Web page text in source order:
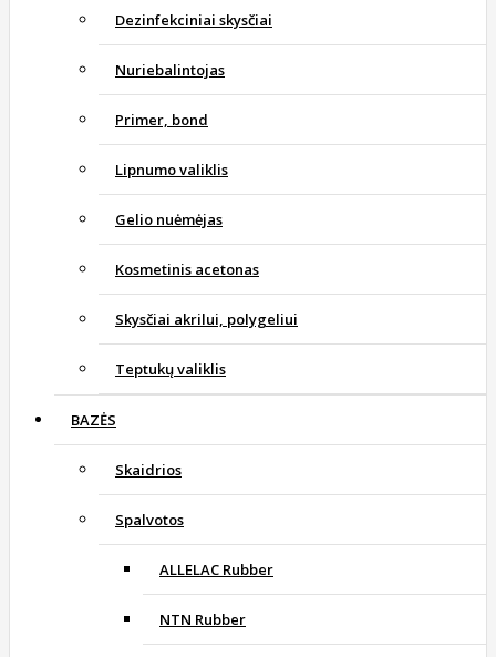
Dezinfekciniai skysčiai
Nuriebalintojas
Primer, bond
Lipnumo valiklis
Gelio nuėmėjas
Kosmetinis acetonas
Skysčiai akrilui, polygeliui
Teptukų valiklis
BAZĖS
Skaidrios
Spalvotos
ALLELAC Rubber
NTN Rubber